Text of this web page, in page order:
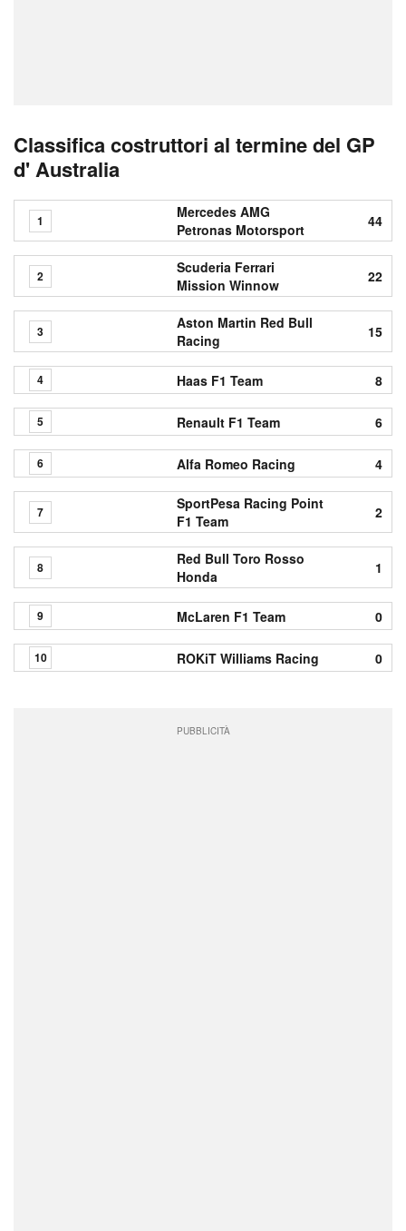
Classifica costruttori al termine del GP
d' Australia
1
Mercedes AMG
Petronas Motorsport
44
2
Scuderia Ferrari
Mission Winnow
22
3
Aston Martin Red Bull
Racing
15
4 Haas F1 Team 8
5 Renault F1 Team 6
6 Alfa Romeo Racing 4
7
SportPesa Racing Point
F1 Team
2
8
Red Bull Toro Rosso
Honda
1
9 McLaren F1 Team 0
10 ROKiT Williams Racing 0
PUBBLICITÀ